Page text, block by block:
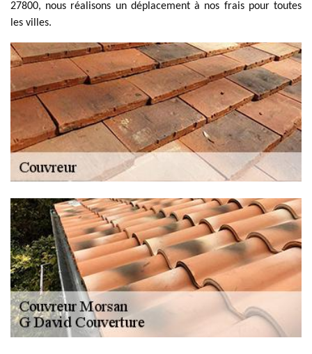
27800, nous réalisons un déplacement à nos frais pour toutes
les villes.